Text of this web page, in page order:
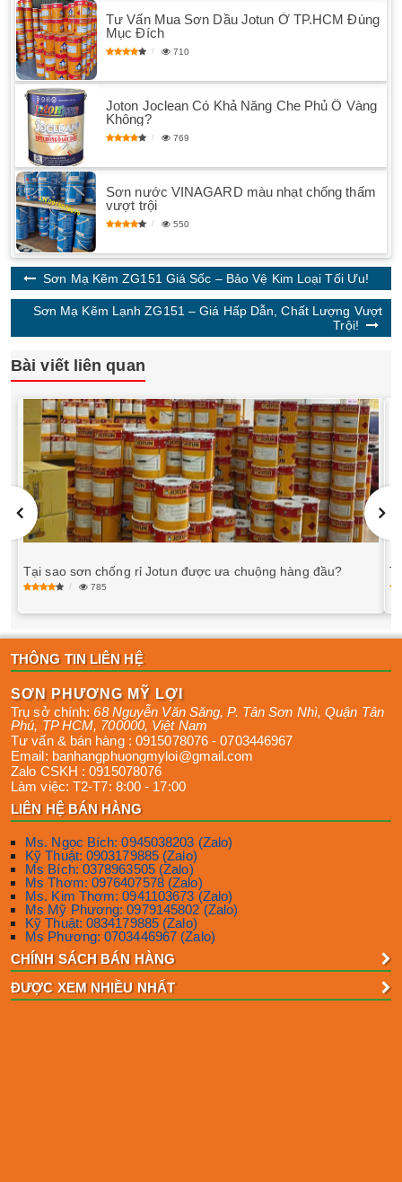
Tư Vấn Mua Sơn Dầu Jotun Ở TP.HCM Đúng
Mục Đích
710
Joton Joclean Có Khả Năng Che Phủ Ố Vàng
Không?
769
Sơn nước VINAGARD màu nhạt chống thấm
vượt trội
550
Sơn Mạ Kẽm ZG151 Giá Sốc – Bảo Vệ Kim Loại Tối Ưu!
Sơn Mạ Kẽm Lạnh ZG151 – Giá Hấp Dẫn, Chất Lượng Vượt
Trội!
Bài viết liên quan
Tại sao sơn chống rỉ Jotun được ưa chuộng hàng đầu?
785
THÔNG TIN LIÊN HỆ
SƠN PHƯƠNG MỸ LỢI
Trụ sở chính:68 Nguyễn Văn Săng, P. Tân Sơn Nhì,Quận Tân
Phú, TP HCM, 700000, Việt Nam
Tư vấn & bán hàng : 0915078076 -0703446967
Email: banhangphuongmyloi@gmail.com
Zalo CSKH :0915078076
Làm việc: T2-T7: 8:00 - 17:00
LIÊN HỆ BÁN HÀNG
Ms. Ngọc Bích: 0945038203 (Zalo)
Kỹ Thuật: 0903179885 (Zalo)
Ms Bích: 0378963505 (Zalo)
Ms Thơm: 0976407578 (Zalo)
Ms. Kim Thơm: 0941103673 (Zalo)
Ms Mỹ Phương: 0979145802 (Zalo)
Kỹ Thuật: 0834179885 (Zalo)
Ms Phương: 0703446967 (Zalo)
CHÍNH SÁCH BÁN HÀNG
ĐƯỢC XEM NHIỀU NHẤT